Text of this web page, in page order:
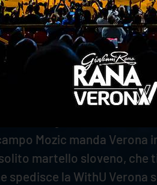
ancorata grazie a
Sapozhkov
poi un muro da applausi
i gialloblù sul 4 a 1.
Mozic manda Verona
martello sloveno, che
la WithU Verona